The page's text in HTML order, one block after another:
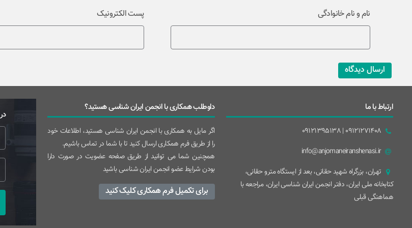
نام و نام خانوادگی پست الکترونیک
ارسال دیدگاه
ارتباط با ما
09121271408 | 09121395138
info@anjomaneiranshenasi.ir
تهران، بزرگراه شهيد حقانی، بعد از ايستگاه مترو حقانی،
کتابخانه ملی ایران، دفتر انجمن ایران شناسی ایران، مراجعه با
هماهنگی قبلی
داوطلب همکاری با انجمن ایران شناسی هستید؟
اگر مایل به همکاری با انجمن ایران شناسی هستید، اطلاعات خود
را از طریق فرم همکاری ارسال کنید تا با شما در تماس باشیم.
همچنین شما می توانید از طریق صفحه عضویت در صورت دارا
بودن شرایط عضو انجمن ایران شناسی باشید
برای تکمیل فرم همکاری کلیک کنید